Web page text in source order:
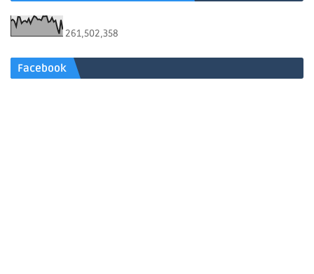
261,502,358
Facebook